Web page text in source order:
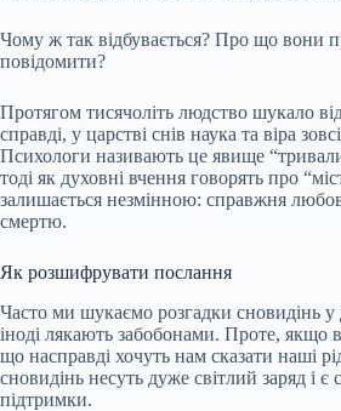
Чому ж так відбувається? Про що вони
повідомити?
Протягом тисячоліть людство шукало
справді, у царстві снів наука та віра
Психологи називають це явище
тоді як духовні вчення говорять про
залишається незмінною: справжня
смертю.
Як розшифрувати послання
Часто ми шукаємо розгадки сновидінь у
іноді лякають забобонами. Проте, якщо
що насправді хочуть нам сказати наші
сновидінь несуть дуже світлий заряд і
підтримки.